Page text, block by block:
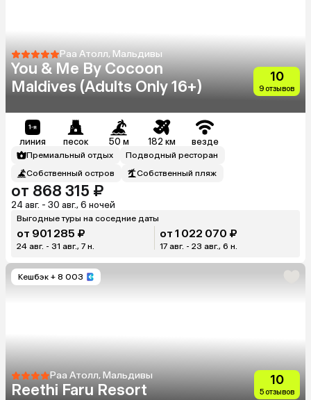
Раа Атолл, Мальдивы
You & Me By Cocoon
Maldives (Adults Only 16+)
10
9 отзывов
линия песок 50 м 182 км везде
Премиальный отдых
Подводный ресторан
Собственный остров
Собственный пляж
от 868 315 ₽
24 авг. - 30 авг., 6 ночей
Выгодные туры на соседние даты
от 901 285 ₽
24 авг. - 31 авг., 7 н.
от 1 022 070 ₽
17 авг. - 23 авг., 6 н.
Кешбэк + 8 003
Раа Атолл, Мальдивы
Reethi Faru Resort
10
5 отзывов